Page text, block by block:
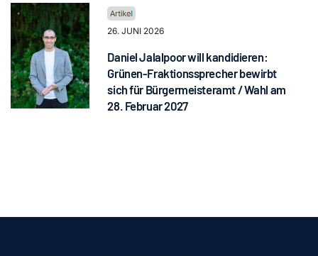
26. JUNI 2026
Daniel Jalalpoor will kandidieren:
Grünen-Fraktionssprecher bewirbt
sich für Bürgermeisteramt / Wahl am
28. Februar 2027